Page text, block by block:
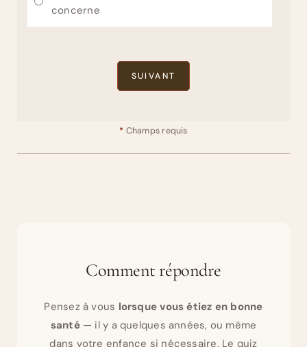
concerne
* Champs requis
Comment répondre
Pensez à vous lorsque vous étiez en bonne
santé— il y a quelques années, ou même
dans votre enfance si nécessaire. Le quiz